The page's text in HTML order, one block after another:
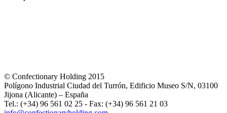
© Confectionary Holding 2015
Polígono Industrial Ciudad del Turrón, Edificio Museo S/N, 03100
Jijona (Alicante) – España
Tel.: (+34) 96 561 02 25 - Fax: (+34) 96 561 21 03